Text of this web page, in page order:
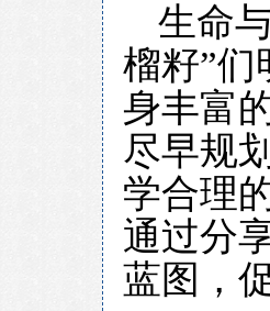
生命
榴籽”们
身丰富
尽早规
学合理
通过分
蓝图，